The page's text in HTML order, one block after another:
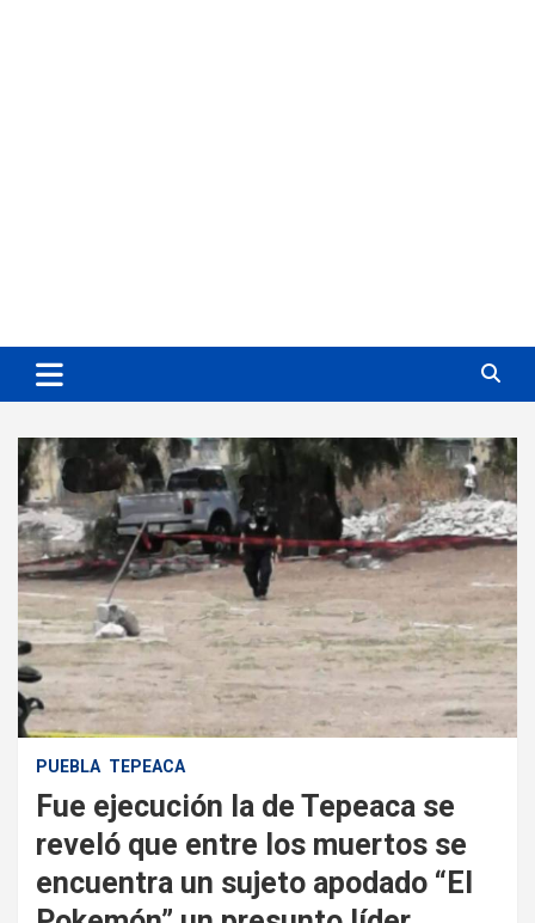
PUEBLA TEPEACA
Fue ejecución la de Tepeaca se
reveló que entre los muertos se
encuentra un sujeto apodado “El